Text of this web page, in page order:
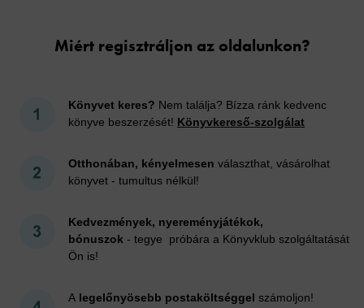
Miért regisztráljon az oldalunkon?
Könyvet keres? Nem találja? Bízza ránk kedvenc
könyve beszerzését! Könyvkereső-szolgálat
Otthonában, kényelmesen választhat, vásárolhat
könyvet - tumultus nélkül!
Kedvezmények, nyereményjátékok,
bónuszok - tegye próbára a Könyvklub szolgáltatását
Ön is!
A legelőnyösebb postaköltséggel számoljon!